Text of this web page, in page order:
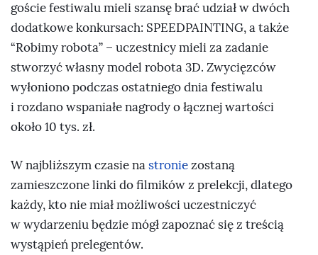
goście festiwalu mieli szansę brać udział w dwóch
dodatkowe konkursach: SPEEDPAINTING, a także
“Robimy robota” – uczestnicy mieli za zadanie
stworzyć własny model robota 3D. Zwycięzców
wyłoniono podczas ostatniego dnia festiwalu
i rozdano wspaniałe nagrody o łącznej wartości
około 10 tys. zł.
W najbliższym czasie nastroniezostaną
zamieszczone linki do filmików z prelekcji, dlatego
każdy, kto nie miał możliwości uczestniczyć
w wydarzeniu będzie mógł zapoznać się z treścią
wystąpień prelegentów.